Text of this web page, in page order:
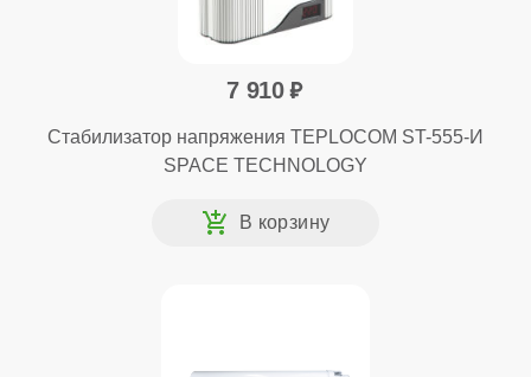
7 910
Стабилизатор напряжения TEPLOCOM ST-555-И
SPACE TECHNOLOGY